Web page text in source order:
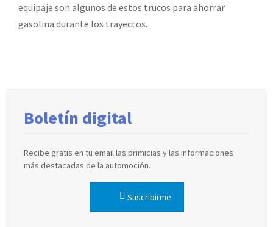
equipaje son algunos de estos trucos para ahorrar
gasolina durante los trayectos.
Boletín digital
Recibe gratis en tu email las primicias y las informaciones
más destacadas de la automoción.
Suscribirme